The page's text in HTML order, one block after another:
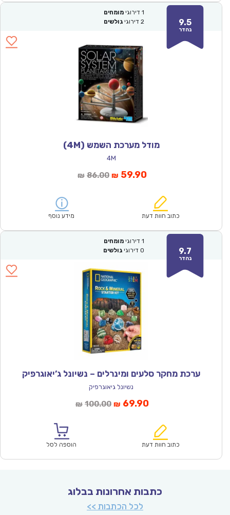
9.5
נהדר
1 דירוגי מומחים
2 דירוגי גולשים
מודל מערכת השמש (4M)
4M
₪ 86.00המחיר
₪86.00.
₪ 59.90המחיר
הוא:
כתוב חוות דעת מידע נוסף
9.7
נהדר
1 דירוגי מומחים
0 דירוגי גולשים
ערכת מחקר סלעים ומינרלים – נשיונל ג’יאוגרפיק
נשיונל גיאוגרפיק
₪ 100.00המחיר
₪100.00.
₪ 69.90המחיר
הוא:
כתוב חוות דעת הוספה לסל
כתבות אחרונות בבלוג
לכל הכתבות >>